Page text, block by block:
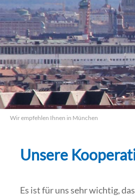
Wir empfehlen Ihnen in München
Unsere
Es ist für uns sehr wichtig,